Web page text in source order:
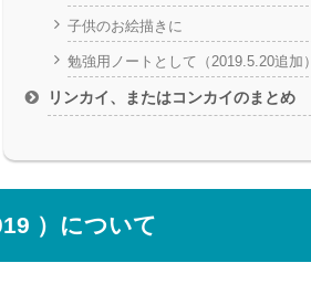
子供のお絵描きに
勉強用ノートとして（2019.5.20追加）
リンカイ、またはコンカイのまとめ
）について